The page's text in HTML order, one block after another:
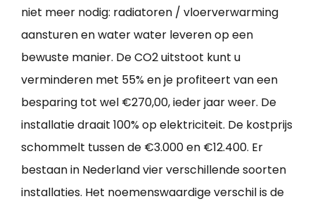
niet meer nodig: radiatoren / vloerverwarming
aansturen en water water leveren op een
bewuste manier. De CO2 uitstoot kunt u
verminderen met 55% en je profiteert van een
besparing tot wel €270,00, ieder jaar weer. De
installatie draait 100% op elektriciteit. De kostprijs
schommelt tussen de €3.000 en €12.400. Er
bestaan in Nederland vier verschillende soorten
installaties. Het noemenswaardige verschil is de